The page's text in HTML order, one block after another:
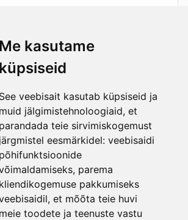
Me kasutame
küpsiseid
See veebisait kasutab küpsiseid ja
muid jälgimistehnoloogiaid, et
parandada teie sirvimiskogemust
järgmistel eesmärkidel: veebisaidi
põhifunktsioonide
, parema
kliendikogemuse pakkumiseks
, et mõõta teie huvi
meie toodete ja teenuste vastu
agree to our privacy policy. You can
unsubscribe at any time.